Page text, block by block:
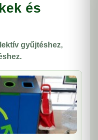
és
gyűjtéshez,